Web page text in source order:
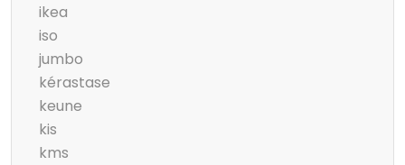
ikea
iso
jumbo
kérastase
keune
kis
kms